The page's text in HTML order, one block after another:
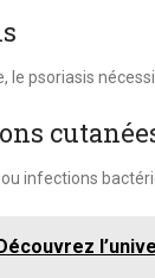
le psoriasis
ou infections
Découvrez